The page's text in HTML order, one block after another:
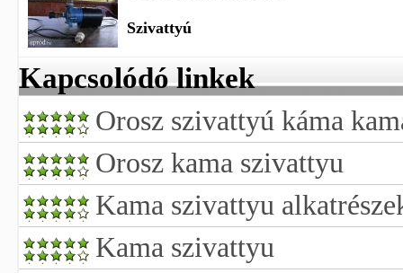
Szivattyú
Kapcsolódó linkek
Orosz szivattyú káma
Orosz kama szivattyu
Kama szivattyu
Kama szivattyu